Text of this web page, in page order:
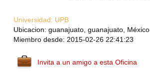
Universidad: UPB
Ubicacion: guanajuato, guanajuato, México
Miembro desde: 2015-02-26 22:41:23
Invita a un amigo a esta Oficina